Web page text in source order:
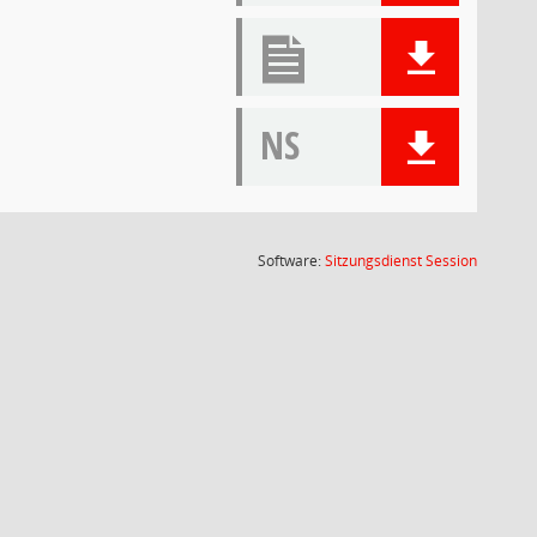
NS
Software:SitzungsdienstSession(Wird in